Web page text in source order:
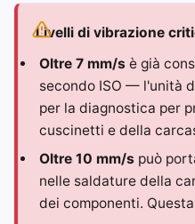
Livelli di vibrazione
Oltre 7 mm/s è già
secondo ISO — l'unità
per la diagnostica per
cuscinetti e della
Oltre 10 mm/s può
nelle saldature della
dei componenti.